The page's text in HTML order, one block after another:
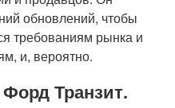
обновлений, чтобы
требованиям рынка и
и, вероятно.
Транзит.